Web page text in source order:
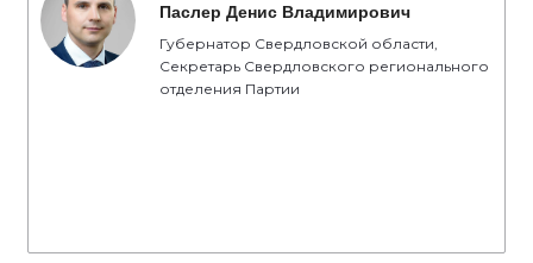
Паслер Денис Владимирович
Губернатор Свердловской области,
Секретарь Свердловского регионального
отделения Партии